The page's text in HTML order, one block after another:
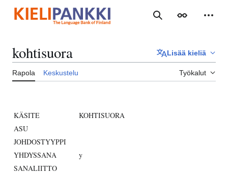
sisältöön
Haku Ulkoasu
kohtisuora Lisää kieliä
Rapola Keskustelu Työkalut
KÄSITE
KOHTISUORA
ASU
JOHDOSTYYPPI
YHDYSSANA
y
SANALIITTO